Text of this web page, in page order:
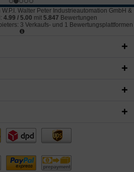
W.P.I. Walter Peter Industrieautomation GmbH &
4.99 / 5.00 mit 5.847 Bewertungen
3 Verkaufs- und 1 Bewertungsplattformen